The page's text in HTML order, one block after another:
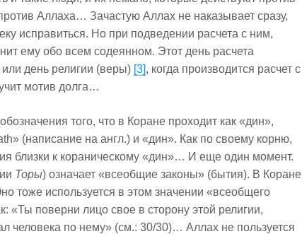
Аллаха… Зачастую Аллах не наказывает сразу,
исправиться. Но при подведении расчета с ним,
ему обо всем содеянном. Этот день расчета
или день религии (веры) [3], когда производится расчет с
мотив долга…
того, что в Коране проходит как «дин»,
(написание на англ.) и «дин». Как по своему корню,
близки к кораническому «дин»… И еще один момент.
Торы) означает «всеобщие законы» (бытия). В Коране
тоже используется в этом значении «всеобщего
«Ты поверни лицо свое в сторону этой религии,
человека по нему» (см.: 30/30)… Аллах не пользуется